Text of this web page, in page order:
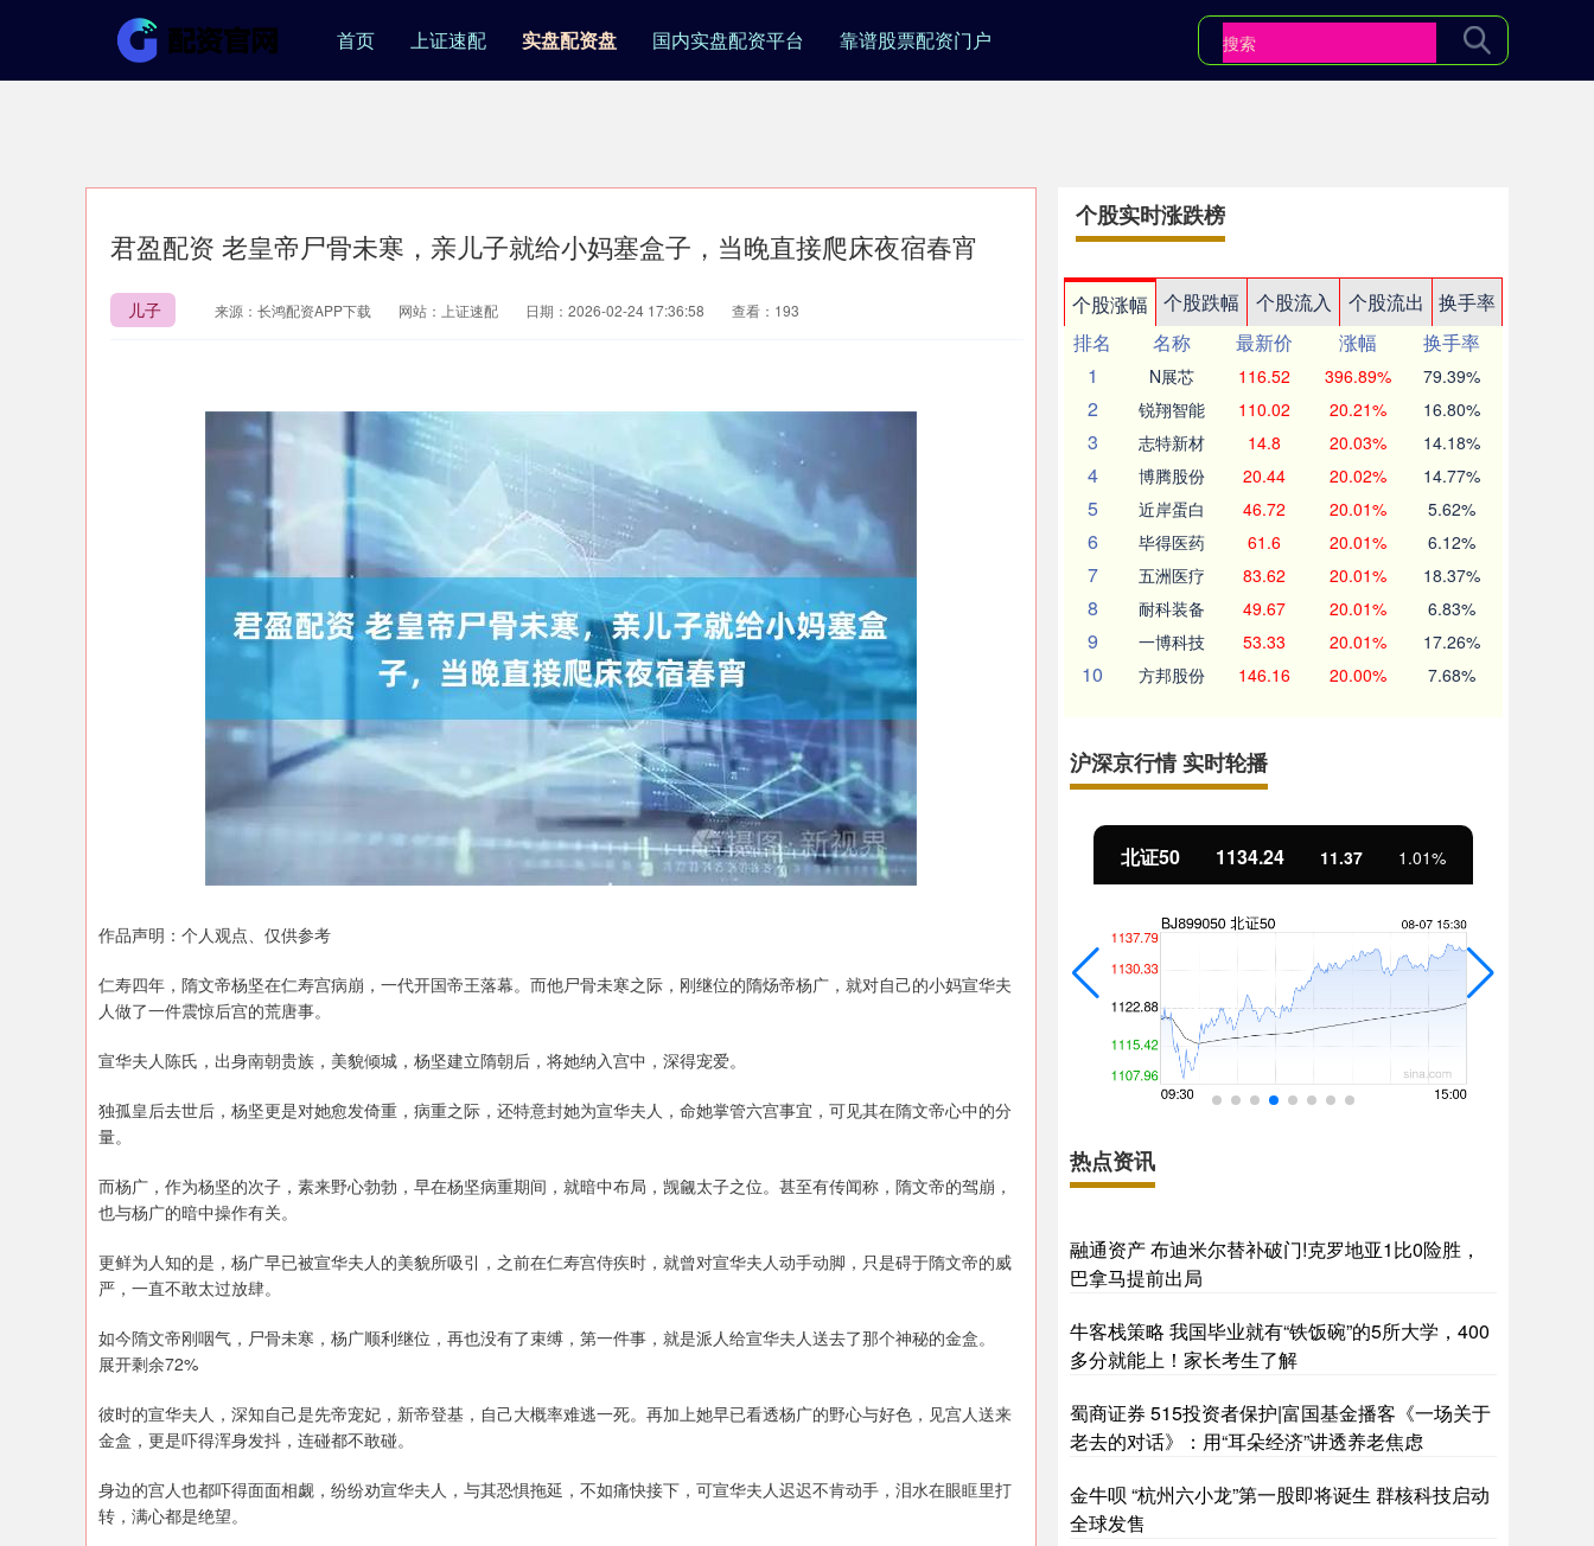
首页 上证速配 实盘配资盘 国内实盘配资平台 靠谱股票配资门户
君盈配资 老皇帝尸骨未寒，亲儿子就给小妈塞盒子，当晚直接爬床夜宿春宵
儿子 来源：长鸿配资APP下载 网站：上证速配 日期：2026-02-24 17:36:58 查看：193
作品声明：个人观点、仅供参考
仁寿四年，隋文帝杨坚在仁寿宫病崩，一代开国帝王落幕。而他尸骨未寒之际，刚继位的隋炀帝杨广，就对自己的小妈宣华夫
人做了一件震惊后宫的荒唐事。
宣华夫人陈氏，出身南朝贵族，美貌倾城，杨坚建立隋朝后，将她纳入宫中，深得宠爱。
独孤皇后去世后，杨坚更是对她愈发倚重，病重之际，还特意封她为宣华夫人，命她掌管六宫事宜，可见其在隋文帝心中的分
量。
而杨广，作为杨坚的次子，素来野心勃勃，早在杨坚病重期间，就暗中布局，觊觎太子之位。甚至有传闻称，隋文帝的驾崩，
也与杨广的暗中操作有关。
更鲜为人知的是，杨广早已被宣华夫人的美貌所吸引，之前在仁寿宫侍疾时，就曾对宣华夫人动手动脚，只是碍于隋文帝的威
严，一直不敢太过放肆。
如今隋文帝刚咽气，尸骨未寒，杨广顺利继位，再也没有了束缚，第一件事，就是派人给宣华夫人送去了那个神秘的金盒。
展开剩余72%
彼时的宣华夫人，深知自己是先帝宠妃，新帝登基，自己大概率难逃一死。再加上她早已看透杨广的野心与好色，见宫人送来
金盒，更是吓得浑身发抖，连碰都不敢碰。
身边的宫人也都吓得面面相觑，纷纷劝宣华夫人，与其恐惧拖延，不如痛快接下，可宣华夫人迟迟不肯动手，泪水在眼眶里打
转，满心都是绝望。
个股实时涨跌榜
个股涨幅 个股跌幅 个股流入 个股流出
换手率
排名
名称 最新价 涨幅
换手率
1
N展芯 116.52 396.89% 79.39%
2 锐翔智能 110.02 20.21% 16.80%
3 志特新材 14.8 20.03% 14.18%
4 博腾股份 20.44 20.02% 14.77%
5 近岸蛋白 46.72 20.01% 5.62%
6 毕得医药 61.6 20.01% 6.12%
7 五洲医疗 83.62 20.01% 18.37%
8 耐科装备 49.67 20.01% 6.83%
9 一博科技 53.33 20.01% 17.26%
10 方邦股份 146.16 20.00% 7.68%
沪深京行情 实时轮播
1.42% 沪深300 4694.44 43.13 北证50 1134.24 11.37 1.01%
热点资讯
融通资产 布迪米尔替补破门!克罗地亚1比0险胜，
巴拿马提前出局
牛客栈策略 我国毕业就有“铁饭碗”的5所大学，400
多分就能上！家长考生了解
蜀商证券 515投资者保护|富国基金播客《一场关于
老去的对话》：用“耳朵经济”讲透养老焦虑
金牛呗 “杭州六小龙”第一股即将诞生 群核科技启动
全球发售